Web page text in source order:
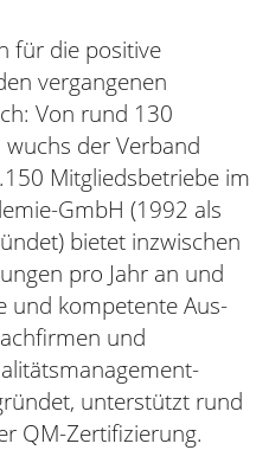
für die positive
vergangenen
Von rund 130
der Verband
Mitgliedsbetriebe im
GmbH (1992 als
bietet inzwischen
pro Jahr an und
und kompetente Aus-
und
unterstützt rund
QM-Zertifizierung.